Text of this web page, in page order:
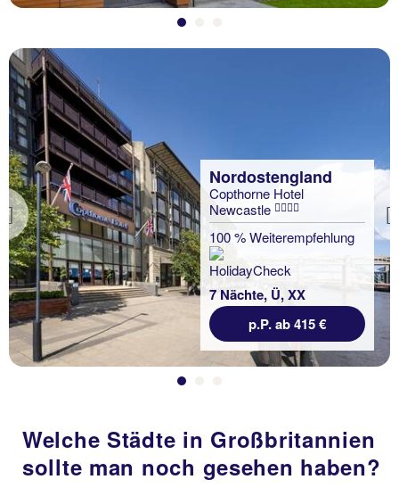
Previous
Nordostengland
Copthorne Hotel
Newcastle
100 % Weiterempfehlung
7 Nächte, Ü, XX
p.P. ab 415 €
Welche Städte in Großbritannien
sollte man noch gesehen haben?